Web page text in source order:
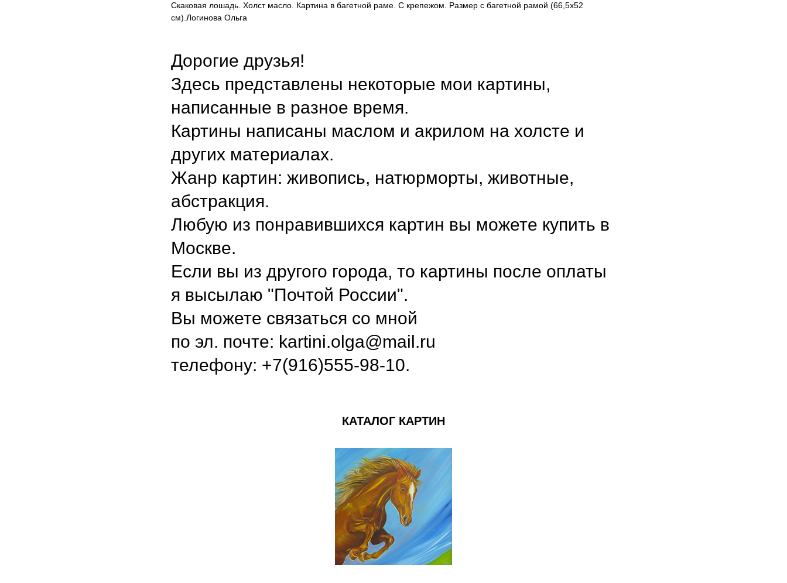
Скаковая лошадь. Холст масло. Картина в багетной раме. С крепежом. Размер с багетной рамой (66,5х52
см).Логинова Ольга
Дорогие друзья!
Здесь представлены некоторые мои картины,
написанные в разное время.
Картины написаны маслом и акрилом на холсте и
других материалах.
Жанр картин: живопись, натюрморты, животные,
абстракция.
Любую из понравившихся картин вы можете купить в
Москве.
Если вы из другого города, то картины после оплаты
я высылаю "Почтой России".
Вы можете связаться со мной
по эл. почте: kartini.olga@mail.ru
телефону: +7(916)555-98-10.
КАТАЛОГ КАРТИН